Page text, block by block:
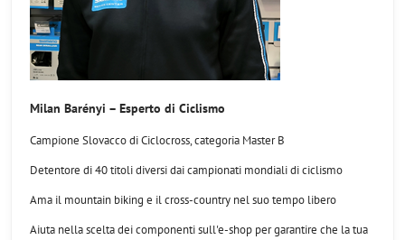
Milan Barényi – Esperto di Ciclismo
Campione Slovacco di Ciclocross, categoria Master B
Detentore di 40 titoli diversi dai campionati mondiali di ciclismo
Ama il mountain biking e il cross-country nel suo tempo libero
Aiuta nella scelta dei componenti sull'e-shop per garantire che la tua